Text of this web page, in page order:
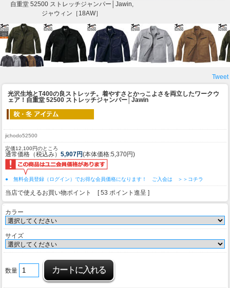
自重堂 52500 ストレッチジャンパー│Jawin,
ジャウィン［18AW］
Tweet
光沢生地とT400の良ストレッチ。着やすさとかっこよさを両立したワークウ
ェア！ 自重堂 52500 ストレッチジャンパー│Jawin
jichodo52500
定価12,100円のところ
通常価格（税込み） 5,907円(本体価格:5,370円)
● 無料会員登録（ログイン）でお得な会員価格になります！ ご入会は ＞＞コチラ
当店で使えるお買い物ポイント [ 53 ポイント進呈 ]
カラー
サイズ
数量